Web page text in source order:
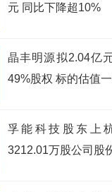
元 同比下降超10%
晶丰明源拟2.04亿
49%股权 标的估值
孚能科技股东上
3212.01万股公司股